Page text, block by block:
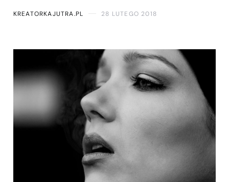
KREATORKAJUTRA.PL 28 LUTEGO 2018